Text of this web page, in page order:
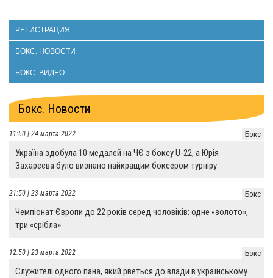
РЕГИСТРАЦИЯ
БОКС. НОВОСТИ
БОКС. ВИДЕО
Бокс. Новости
Бокс
11:50 | 24 марта 2022
Україна здобула 10 медалей на ЧЄ з боксу U-22, а Юрія
Захарєєва було визнано найкращим боксером турніру
Бокс
21:50 | 23 марта 2022
Чемпіонат Європи до 22 років серед чоловіків: одне «золото»,
три «срібла»
Бокс
12:50 | 23 марта 2022
Служителі одного пана, який рветься до влади в українському